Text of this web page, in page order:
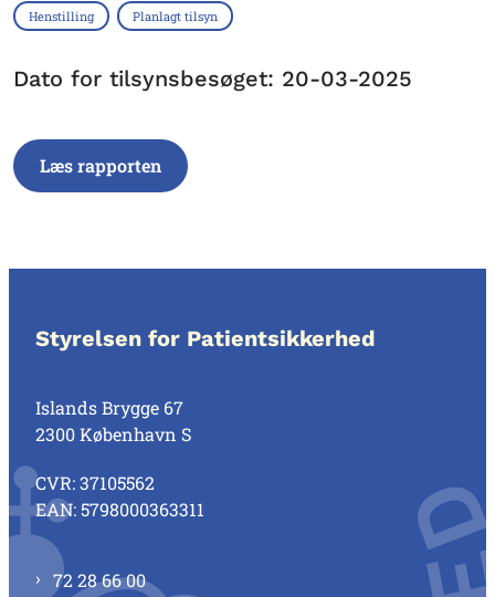
Henstilling Planlagt tilsyn
Dato for tilsynsbesøget: 20-03-2025
Læs rapporten
Styrelsen for Patientsikkerhed
Islands Brygge 67
2300 København S
CVR: 37105562
EAN: 5798000363311
72 28 66 00